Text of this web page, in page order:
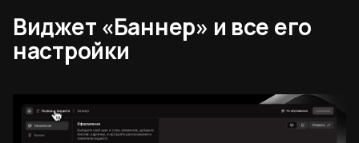
Виджет «Баннер» и все его
настройки